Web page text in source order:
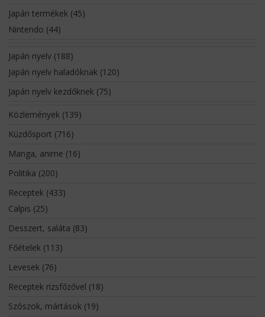
Japán termékek (45)
Nintendo (44)
Japán nyelv(188)
Japán nyelv haladóknak (120)
Japán nyelv kezdőknek (75)
Közlemények (139)
Küzdősport (716)
Manga, anime (16)
Politika (200)
Receptek (433)
Calpis (25)
Desszert, saláta (83)
Főételek (113)
Levesek (76)
Receptek rizsfőzővel (18)
Szószok, mártások (19)